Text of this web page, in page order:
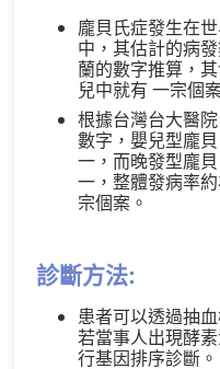
龐貝氏症發生在
中，其估計的病
蘭的數字推算，
兒中就有 一宗個
根據台灣台大醫
數字，嬰兒型龐
一，而晚發型龐
一，整體發病率
宗個案。
診斷方法:
患者可以透過抽
若當事人出現酵
行基因排序診斷。